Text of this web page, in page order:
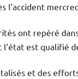
l’accident
ont repéré
l’état est qualifié
et des